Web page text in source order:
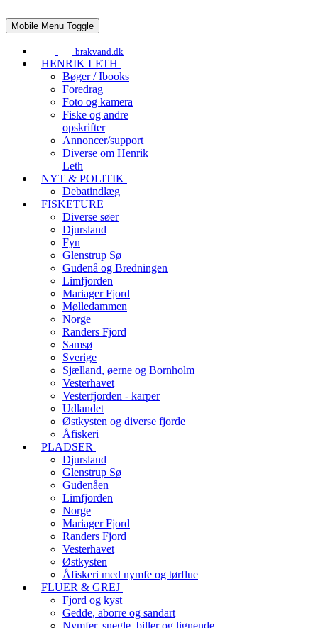
Mobile Menu Toggle
brakvand.dk
HENRIK LETH
Bøger / Ibooks
Foredrag
Foto og kamera
Fiske og andre
opskrifter
Annoncer/support
Diverse om Henrik
Leth
NYT & POLITIK
Debatindlæg
FISKETURE
Diverse søer
Djursland
Fyn
Glenstrup Sø
Gudenå og Bredningen
Limfjorden
Mariager Fjord
Mølledammen
Norge
Randers Fjord
Samsø
Sverige
Sjælland, øerne og Bornholm
Vesterhavet
Vesterfjorden - karper
Udlandet
Østkysten og diverse fjorde
Åfiskeri
PLADSER
Djursland
Glenstrup Sø
Gudenåen
Limfjorden
Norge
Mariager Fjord
Randers Fjord
Vesterhavet
Østkysten
Åfiskeri med nymfe og tørflue
FLUER & GREJ
Fjord og kyst
Gedde, aborre og sandart
Nymfer, snegle, biller og lignende